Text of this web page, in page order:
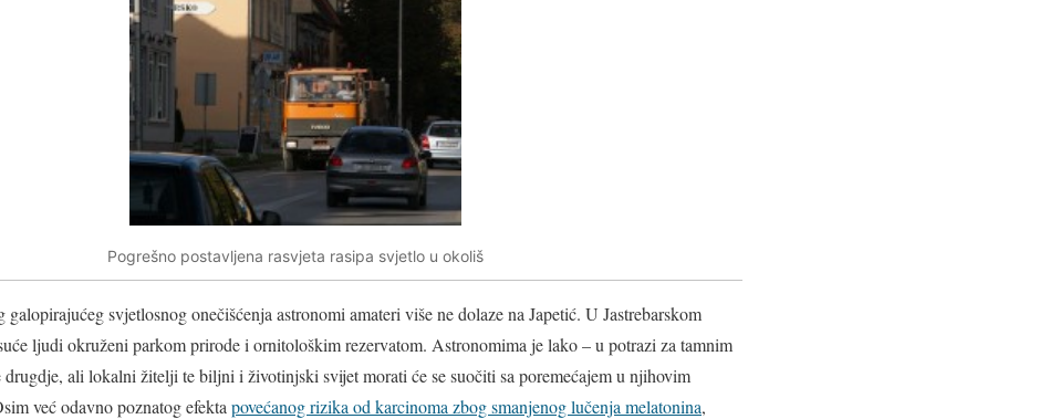
Pogrešno postavljena rasvjeta rasipa svjetlo u okoliš
svjetlosnog onečišćenja astronomi amateri više ne dolaze na Japetić. U Jastrebarskom
ljudi okruženi parkom prirode i ornitološkim rezervatom. Astronomima je lako – u potrazi za tamnim
drugdje, ali lokalni žitelji te biljni i životinjski svijet morati će se suočiti sa poremećajem u njihovim
već odavno poznatog efekta povećanog rizika od karcinoma zbog smanjenog lučenja melatonina,